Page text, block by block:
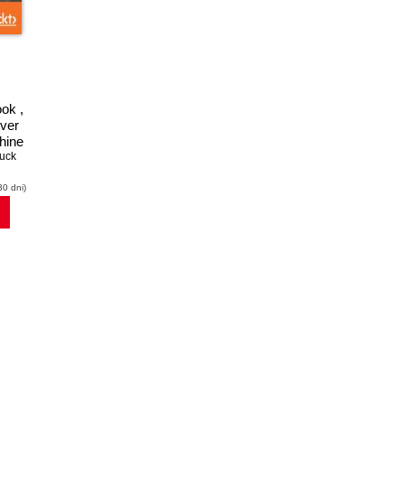
,
dni)